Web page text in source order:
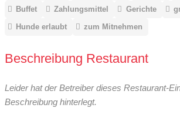
Buffet
Zahlungsmittel Gerichte
Hunde erlaubt
zum Mitnehmen
Beschreibung Restaurant
Leider hat der Betreiber dieses Restaurant-
Beschreibung hinterlegt.